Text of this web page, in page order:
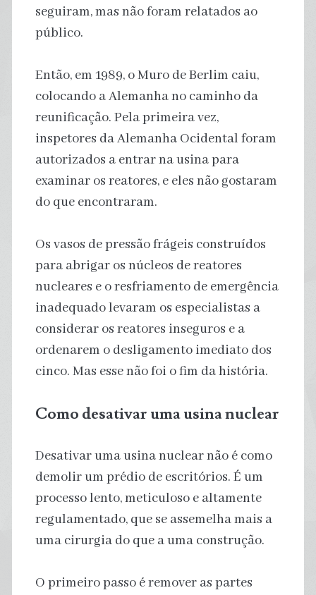
seguiram, mas não foram relatados ao
público.
Então, em 1989, o Muro de Berlim caiu,
colocando a Alemanha no caminho da
reunificação. Pela primeira vez,
inspetores da Alemanha Ocidental foram
autorizados a entrar na usina para
examinar os reatores, e eles não gostaram
do que encontraram.
Os vasos de pressão frágeis construídos
para abrigar os núcleos de reatores
nucleares e o resfriamento de emergência
inadequado levaram os especialistas a
considerar os reatores inseguros e a
ordenarem o desligamento imediato dos
cinco. Mas esse não foi o fim da história.
Como desativar uma usina nuclear
Desativar uma usina nuclear não é como
demolir um prédio de escritórios. É um
processo lento, meticuloso e altamente
regulamentado, que se assemelha mais a
uma cirurgia do que a uma construção.
O primeiro passo é remover as partes